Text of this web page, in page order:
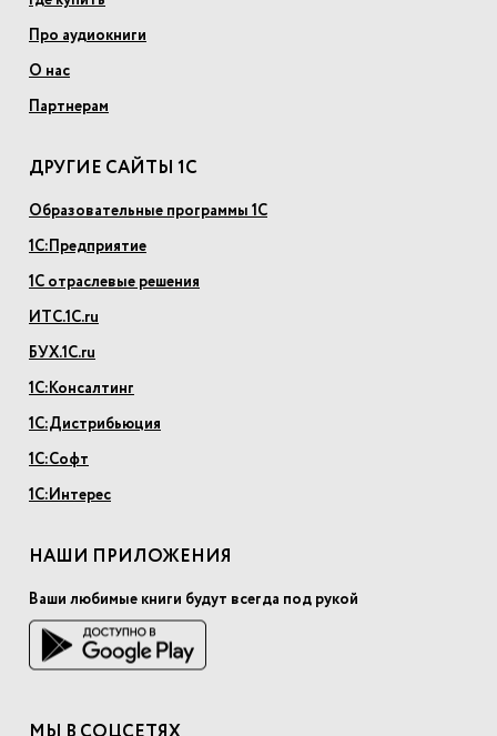
Про аудиокниги
О нас
Партнерам
ДРУГИЕ САЙТЫ 1С
Образовательные программы 1С
1С:Предприятие
1С отраслевые решения
ИТС.1С.ru
БУХ.1С.ru
1С:Консалтинг
1С:Дистрибьюция
1С:Софт
1С:Интерес
НАШИ ПРИЛОЖЕНИЯ
Ваши любимые книги будут всегда под рукой